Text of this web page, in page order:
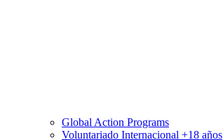
Global Action Programs
Voluntariado Internacional +18 años